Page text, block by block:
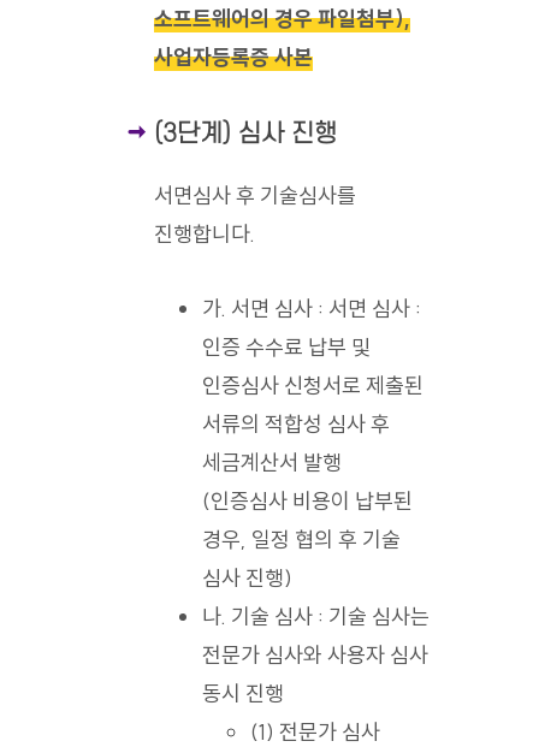
소프트웨어의 경우 파일첨부),
사업자등록증 사본
(3단계) 심사 진행
서면심사 후 기술심사를
진행합니다.
가. 서면 심사 : 서면 심사 :
인증 수수료 납부 및
인증심사 신청서로 제출된
서류의 적합성 심사 후
세금계산서 발행
(인증심사 비용이 납부된
경우, 일정 협의 후 기술
심사 진행)
나. 기술 심사 : 기술 심사는
전문가 심사와 사용자 심사
동시 진행
(1) 전문가 심사